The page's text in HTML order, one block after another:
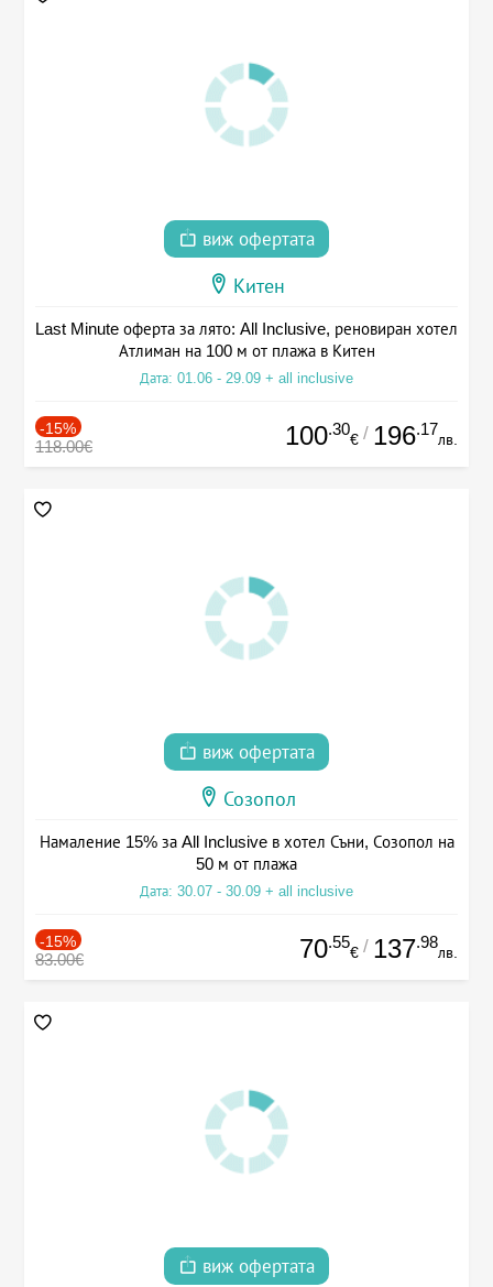
виж офертата
Китен
Last Minute оферта за лято: All Inclusive, реновиран хотел
Атлиман на 100 м от плажа в Китен
Дата: 01.06 - 29.09 + all inclusive
-15%
118.00€ 100.30
€ / 196.17
лв.
виж офертата
Созопол
Намаление 15% за All Inclusive в хотел Съни, Созопол на
50 м от плажа
Дата: 30.07 - 30.09 + all inclusive
-15%
83.00€ 70.55
€ / 137.98
лв.
виж офертата